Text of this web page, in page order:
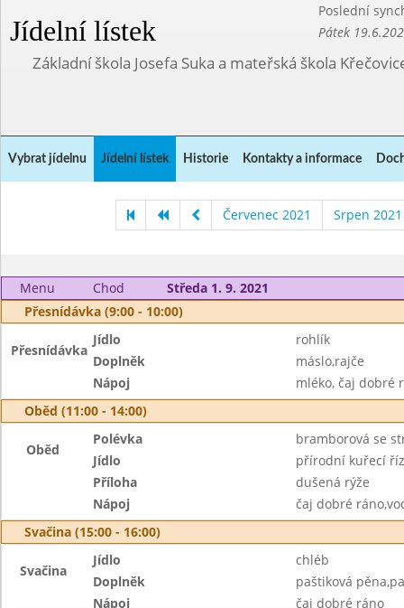
Jídelní lístek
Poslední
Pátek
Základní škola Josefa Suka a mateřská škola
Vybrat jídelnu Jídelní lístek Historie Kontakty a informace
Červenec 2021 Srpen 2021
Menu Chod
Středa 1. 9. 2021
Přesnídávka (9:00 - 10:00)
Přesnídávka
Jídlo
rohlík
Doplněk
máslo,rajče
Nápoj
mléko, čaj dobré
Oběd (11:00 - 14:00)
Oběd
Polévka
bramborová se
Jídlo
přírodní kuřecí
Příloha
dušená rýže
Nápoj
čaj dobré
Svačina (15:00 - 16:00)
Svačina
Jídlo
chléb
Doplněk
paštiková
Nápoj
čaj dobré ráno